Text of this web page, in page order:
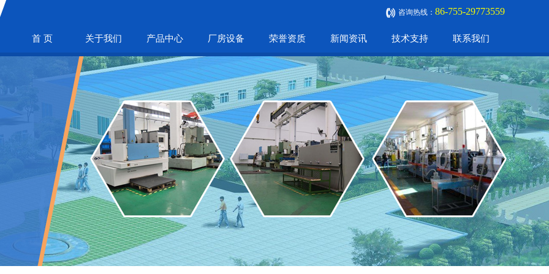
咨询热线： 86-755-29773559
首 页 关于我们 产品中心 厂房设备 荣誉资质 新闻资讯 技术支持 联系我们